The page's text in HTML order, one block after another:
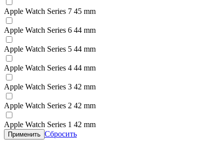
Apple Watch Series 7 45 mm
Apple Watch Series 6 44 mm
Apple Watch Series 5 44 mm
Apple Watch Series 4 44 mm
Apple Watch Series 3 42 mm
Apple Watch Series 2 42 mm
Apple Watch Series 1 42 mm
Применить Сбросить